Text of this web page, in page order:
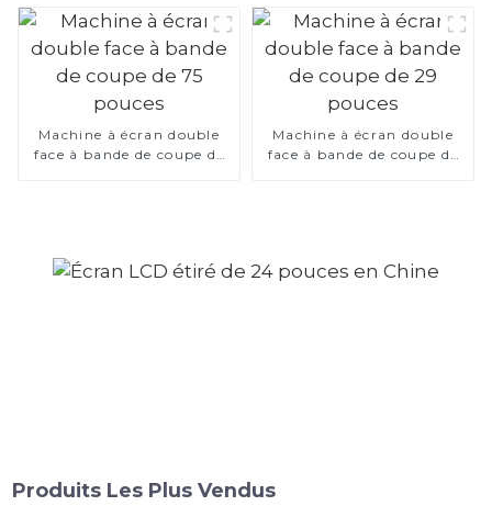
Machine à écran double
face à bande de coupe de
Machine à écran double
face à bande de coupe de
Produits Les Plus Vendus